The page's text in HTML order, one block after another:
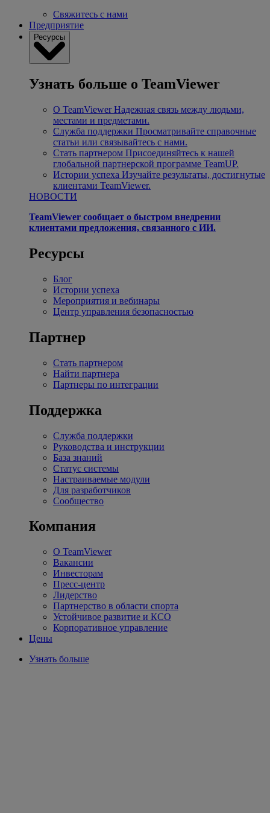
Свяжитесь с нами
Предприятие
Ресурсы
Узнать больше о TeamViewer
О TeamViewer Надежная связь между людьми,
местами и предметами.
Служба поддержки Просматривайте справочные
статьи или связывайтесь с нами.
Стать партнером Присоединяйтесь к нашей
глобальной партнерской программе TeamUP.
Истории успеха Изучайте результаты, достигнутые
клиентами TeamViewer.
НОВОСТИ
TeamViewer сообщает о быстром внедрении
клиентами предложения, связанного с ИИ.
Ресурсы
Блог
Истории успеха
Мероприятия и вебинары
Центр управления безопасностью
Партнер
Стать партнером
Найти партнера
Партнеры по интеграции
Поддержка
Служба поддержки
Руководства и инструкции
База знаний
Статус системы
Настраиваемые модули
Для разработчиков
Сообщество
Компания
О TeamViewer
Вакансии
Инвесторам
Пресс-центр
Лидерство
Партнерство в области спорта
Устойчивое развитие и КСО
Корпоративное управление
Цены
Узнать больше